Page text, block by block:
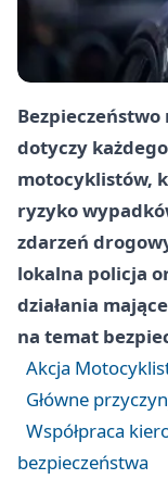
dotyczy
motocyklistów,
ryzyko
zdarzeń
lokalna policja
działania
na temat
Akcja
Główne
Współpraca
bezpieczeństwa